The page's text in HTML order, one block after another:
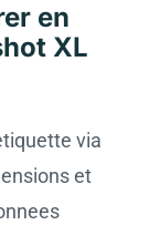
en
XL
via
et